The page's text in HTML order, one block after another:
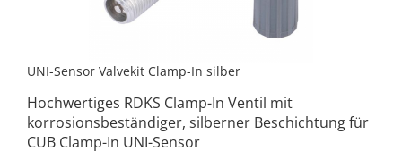
UNI-Sensor Valvekit Clamp-In silber
Hochwertiges RDKS Clamp-In Ventil mit
korrosionsbeständiger, silberner Beschichtung für
CUB Clamp-In UNI-Sensor